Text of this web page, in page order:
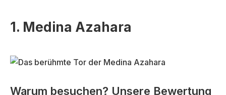
1. Medina Azahara
Warum besuchen? Unsere Bewertung